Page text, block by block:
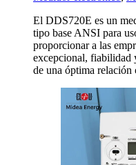
El DDS720E es un
tipo base ANSI para
proporcionar a las
excepcional, fiabilidad
de una óptima relación